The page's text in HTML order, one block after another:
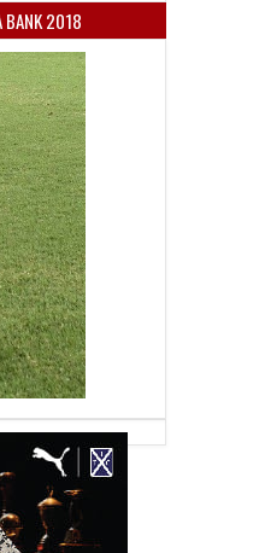
"Me sentí bien,
05
BANK 2018